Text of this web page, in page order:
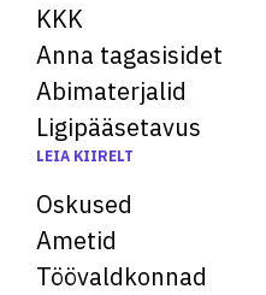
KKK
Anna tagasisidet
Abimaterjalid
Ligipääsetavus
LEIA KIIRELT
Oskused
Ametid
Töövaldkonnad